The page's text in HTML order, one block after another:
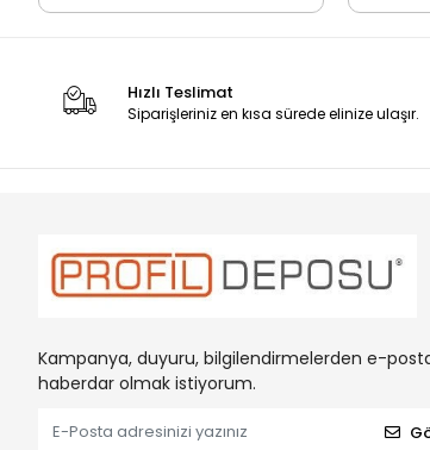
Hızlı Teslimat
Siparişleriniz en kısa sürede elinize ulaşır.
Kampanya, duyuru, bilgilendirmelerden e-
haberdar olmak istiyorum.